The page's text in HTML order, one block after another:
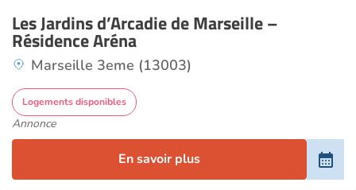
Les Jardins d’Arcadie de Marseille –
Résidence Aréna
Marseille 3eme (13003)
Logements disponibles
Annonce
En savoir plus